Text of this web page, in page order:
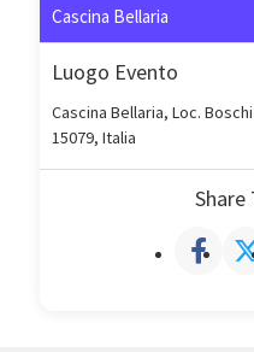
Cascina Bellaria
Luogo Evento
Cascina Bellaria, Loc.
15079, Italia
Share